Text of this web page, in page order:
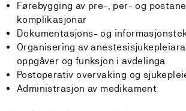
Førebygging av pre-, per- og
komplikasjonar
Dokumentasjons- og
Organisering av
oppgåver og funksjon i avdelinga
Postoperativ overvaking og
Administrasjon av medikament